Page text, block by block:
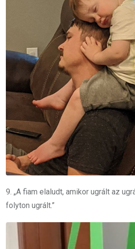
9. „A fiam elaludt, amikor ugrált az
folyton ugrált.”